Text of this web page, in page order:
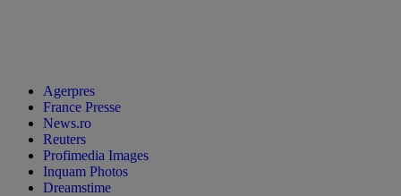
Agerpres
France Presse
News.ro
Reuters
Profimedia Images
Inquam Photos
Dreamstime